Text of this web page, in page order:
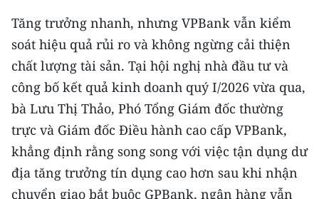
Đông Nam Bộ
Đồng bằng sông Cửu Long
Chuyên trang Hà Nội
Chuyên trang TP. Hồ Chí Minh
CHUYÊN ĐỀ
CÁC CHUYÊN TRANG
Tăng trưởng nhanh, nhưng VPBank vẫn kiểm
soát hiệu quả rủi ro và không ngừng cải thiện
chất lượng tài sản. Tại hội nghị nhà đầu tư và
công bố kết quả kinh doanh quý I/2026 vừa qua,
bà Lưu Thị Thảo, Phó Tổng Giám đốc thường
trực và Giám đốc Điều hành cao cấp VPBank,
khẳng định rằng song song với việc tận dụng dư
địa tăng trưởng tín dụng cao hơn sau khi nhận
chuyển giao bắt buộc GPBank, ngân hàng vẫn